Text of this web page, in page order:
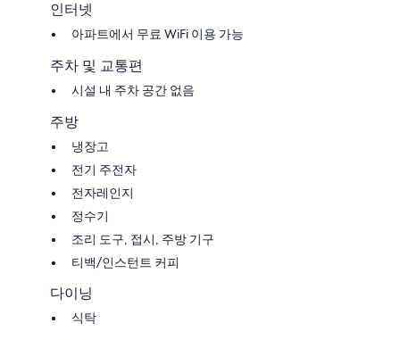
인터넷
아파트에서 무료 WiFi 이용 가능
주차 및 교통편
시설 내 주차 공간 없음
주방
냉장고
전기 주전자
전자레인지
정수기
조리 도구, 접시, 주방 기구
티백/인스턴트 커피
다이닝
식탁